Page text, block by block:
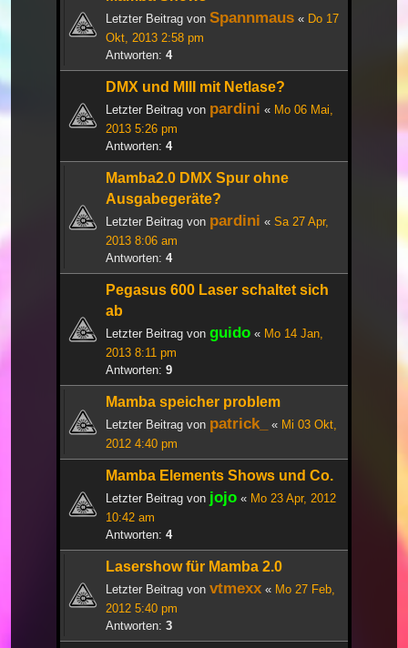
Letzter Beitrag von Spannmaus « Do 17
Okt, 2013 2:58 pm
Antworten: 4
DMX und MIII mit Netlase?
Letzter Beitrag von pardini « Mo 06 Mai,
2013 5:26 pm
Antworten: 4
Mamba2.0 DMX Spur ohne
Ausgabegeräte?
Letzter Beitrag von pardini « Sa 27 Apr,
2013 8:06 am
Antworten: 4
Pegasus 600 Laser schaltet sich
ab
Letzter Beitrag von guido « Mo 14 Jan,
2013 8:11 pm
Antworten: 9
Mamba speicher problem
Letzter Beitrag von patrick_ « Mi 03 Okt,
2012 4:40 pm
Mamba Elements Shows und Co.
Letzter Beitrag von jojo « Mo 23 Apr, 2012
10:42 am
Antworten: 4
Lasershow für Mamba 2.0
Letzter Beitrag von vtmexx « Mo 27 Feb,
2012 5:40 pm
Antworten: 3